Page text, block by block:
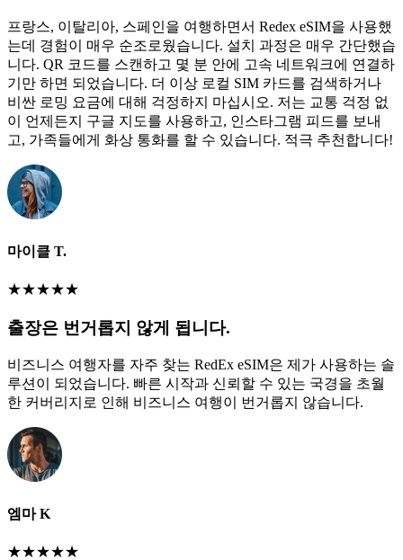
프랑스, 이탈리아, 스페인을 여행하면서 Redex eSIM을 사용했
는데 경험이 매우 순조로웠습니다. 설치 과정은 매우 간단했습
니다. QR 코드를 스캔하고 몇 분 안에 고속 네트워크에 연결하
기만 하면 되었습니다. 더 이상 로컬 SIM 카드를 검색하거나
비싼 로밍 요금에 대해 걱정하지 마십시오. 저는 교통 걱정 없
이 언제든지 구글 지도를 사용하고, 인스타그램 피드를 보내
고, 가족들에게 화상 통화를 할 수 있습니다. 적극 추천합니다!
마이클 T.
★★★★★
출장은 번거롭지 않게 됩니다.
비즈니스 여행자를 자주 찾는 RedEx eSIM은 제가 사용하는 솔
루션이 되었습니다. 빠른 시작과 신뢰할 수 있는 국경을 초월
한 커버리지로 인해 비즈니스 여행이 번거롭지 않습니다.
엠마 K
★★★★★